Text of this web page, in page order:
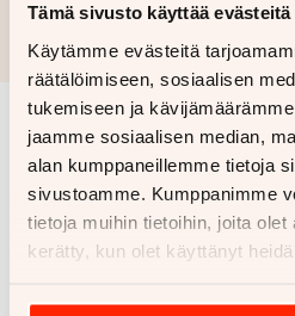
Tämä sivusto käyttää evästeitä
Käytämme evästeitä
räätälöimiseen, sosiaalisen
tukemiseen ja
jaamme sosiaalisen median,
alan kumppaneillemme tietoja
sivustoamme. Kumppanimme
tietoja muihin tietoihin, joita olet
kerätty, kun olet käyttänyt
Rahoituslaskelma on suuntaa
luottopäätöksen ja
Samankaltaisia
Katso kaikki